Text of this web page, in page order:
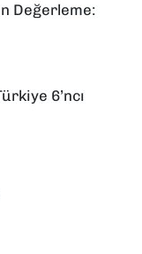
Değerleme:
6’ncı